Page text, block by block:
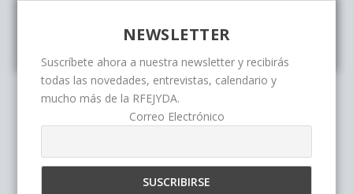
NEWSLETTER
Suscríbete ahora a nuestra newsletter y recibirás
todas las novedades, entrevistas, calendario y
mucho más de la RFEJYDA.
Correo Electrónico